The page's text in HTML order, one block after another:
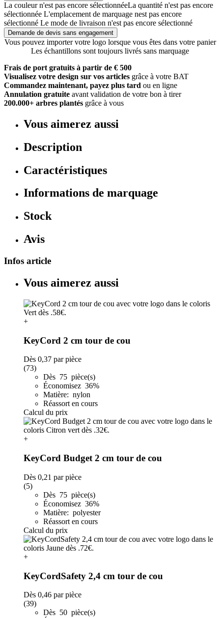
La couleur n'est pas encore sélectionnéeLa quantité n'est pas encore
sélectionnée L'emplacement de marquage nest pas encore
sélectionné Le mode de livraison n'est pas encore sélectionné
Demande de devis sans engagement
Vous pouvez importer votre logo lorsque vous êtes dans votre panier
Les échantillons sont toujours livrés sans marquage
Frais de port gratuits à partir de € 500
Visualisez votre design sur vos articles grâce à votre BAT
Commandez maintenant, payez plus tard ou en ligne
Annulation gratuite avant validation de votre bon à tirer
200.000+ arbres plantés grâce à vous
Vous aimerez aussi
Description
Caractéristiques
Informations de marquage
Stock
Avis
Infos article
Vous aimerez aussi
+
KeyCord 2 cm tour de cou
Dès 0,37 par pièce
(73)
Dès 75 pièce(s)
Économisez 36%
Matière: nylon
Réassort en cours
Calcul du prix
+
KeyCord Budget 2 cm tour de cou
Dès 0,21 par pièce
(5)
Dès 75 pièce(s)
Économisez 36%
Matière: polyester
Réassort en cours
Calcul du prix
+
KeyCordSafety 2,4 cm tour de cou
Dès 0,46 par pièce
(39)
Dès 50 pièce(s)